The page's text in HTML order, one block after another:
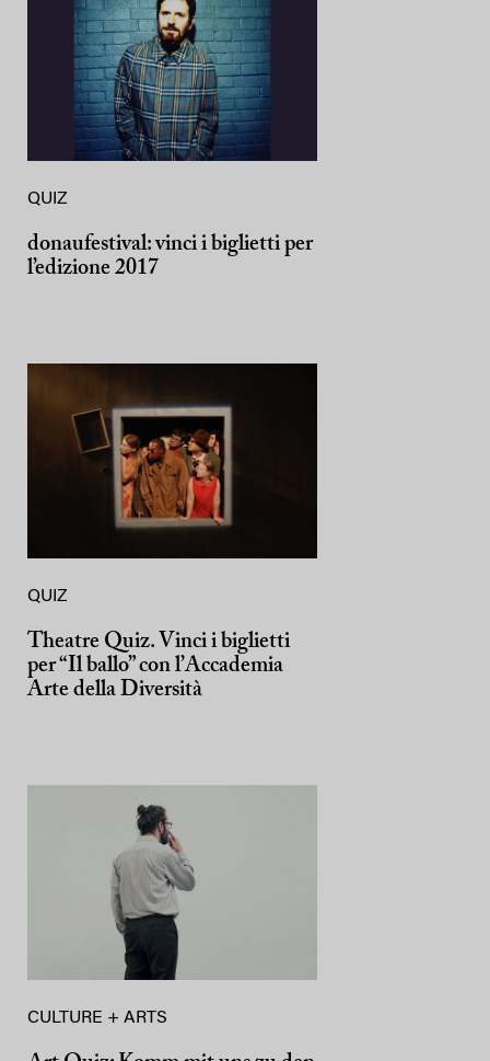
QUIZ
donaufestival: vinci i biglietti per
l’edizione 2017
QUIZ
Theatre Quiz. Vinci i biglietti
per “Il ballo” con l’Accademia
Arte della Diversità
CULTURE + ARTS